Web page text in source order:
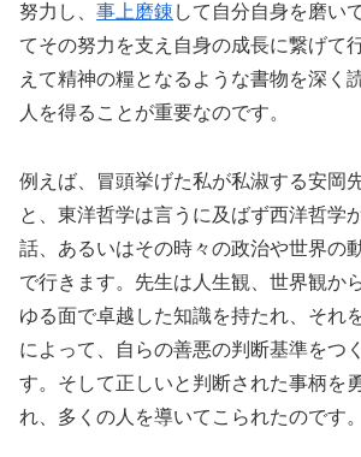
努力し、 事上磨錬 して自分自身を磨い
てその努力を支え自身の成長に繋げて
えて精神の糧となるような書物を深く
人を得ることが重要なのです。
例えば、冒頭挙げた私が私淑する安岡
と、東洋哲学は言うに及ばず西洋哲学
話、あるいはその時々の政治や世界の
で行きます。先生は人生観、世界観か
ゆる面で卓越した知識を持たれ、それ
によって、自らの善悪の判断基準をつ
す。そして正しいと判断された事柄を
れ、多くの人を導いてこられたのです。